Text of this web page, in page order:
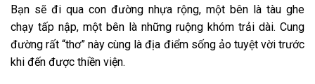
Bạn sẽ đi qua con đường nhựa rộng, một bên là tàu ghe
chạy tấp nập, một bên là những ruộng khóm trải dài. Cung
đường rất “thơ” này cùng là địa điểm sống ảo tuyệt vời trước
khi đến được thiền viện.